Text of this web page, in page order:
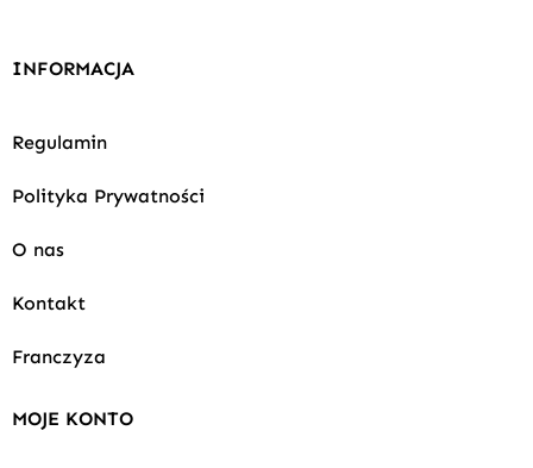
INFORMACJA
Regulamin
Polityka Prywatności
O nas
Kontakt
Franczyza
MOJE KONTO